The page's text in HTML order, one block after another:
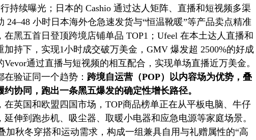
持续曝光；日本的 Cashio 通过达人矩阵、直播和短视频多渠
24–48 小时日本海外仓急速发货与“恒温靴暖”等产品卖点精准
在黑五首日登顶跨境店铺单品 TOP1；Ufeel 在本土达人直播和
加持下，实现1小时成交破万美金，GMV 爆发超 2500%的好成
Vevor通过直播与短视频的相互配合，实现单场直播近万美金。
在验证同一个趋势： 跨境自运营（POP）以内容场为优势，叠
约协同，跑出一条黑五爆发的确定性增长路径。
在英国和欧盟四国市场，TOP商品榜单正在从平板电脑、牛仔
延伸到跑步机、吸尘器、取暖小电器和应急电源等家庭场景。
加秋冬穿搭和运动需求，构成一组兼具自用与礼赠属性的“高